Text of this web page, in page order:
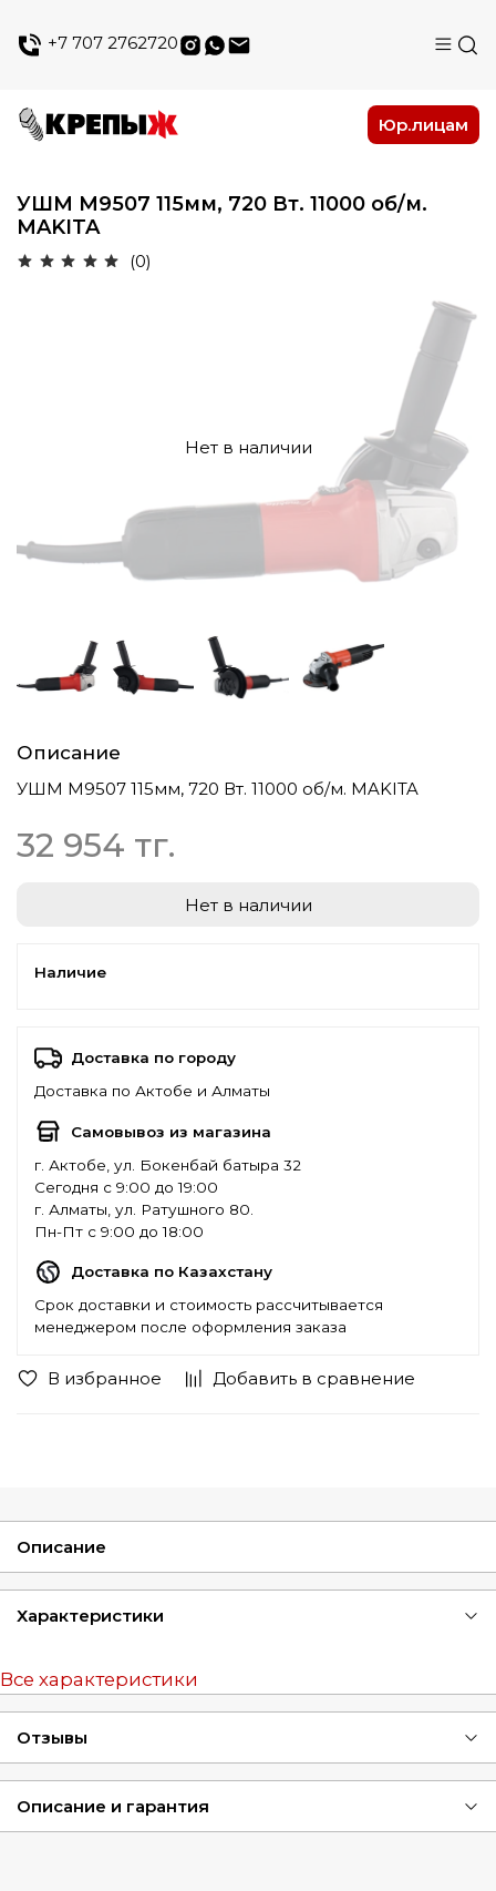
+7 707 2762720
Юр.лицам
УШМ М9507 115мм, 720 Вт. 11000 об/м.
MAKITA
(0)
В избранное Добавить в сравнение
Нет в наличии
Описание
УШМ М9507 115мм, 720 Вт. 11000 об/м. MAKITA
32 954 тг.
Нет в наличии
Наличие
Доставка по городу
Доставка по Актобе и Алматы
Самовывоз из магазина
г. Актобе, ул. Бокенбай батыра 32
Сегодня с 9:00 до 19:00
г. Алматы, ул. Ратушного 80.
Пн-Пт с 9:00 до 18:00
Доставка по Казахстану
Срок доставки и стоимость рассчитывается
менеджером после оформления заказа
Описание
Характеристики
Все характеристики
Отзывы
Описание и гарантия